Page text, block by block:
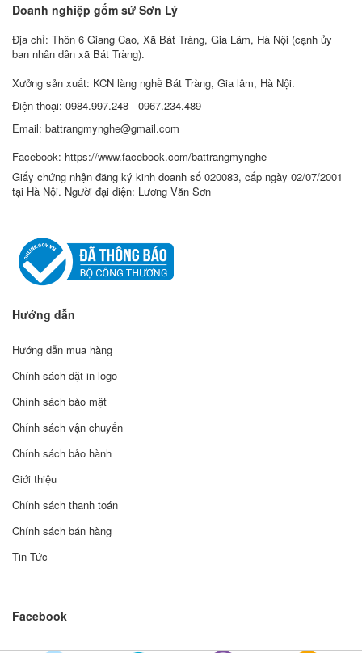
Doanh nghiệp gốm sứ Sơn Lý
Địa chỉ: Thôn 6 Giang Cao, Xã Bát Tràng, Gia Lâm, Hà Nội (cạnh ủy
ban nhân dân xã Bát Tràng).
Xưởng sản xuất: KCN làng nghề Bát Tràng, Gia lâm, Hà Nội.
Điện thoại: 0984.997.248 - 0967.234.489
Email: battrangmynghe@gmail.com
Facebook: https://www.facebook.com/battrangmynghe
Giấy chứng nhận đăng ký kinh doanh số 020083, cấp ngày 02/07/2001
tại Hà Nội. Người đại diện: Lương Văn Sơn
Hướng dẫn
Hướng dẫn mua hàng
Chính sách đặt in logo
Chính sách bảo mật
Chính sách vận chuyển
Chính sách bảo hành
Giới thiệu
Chính sách thanh toán
Chính sách bán hàng
Tin Tức
Facebook